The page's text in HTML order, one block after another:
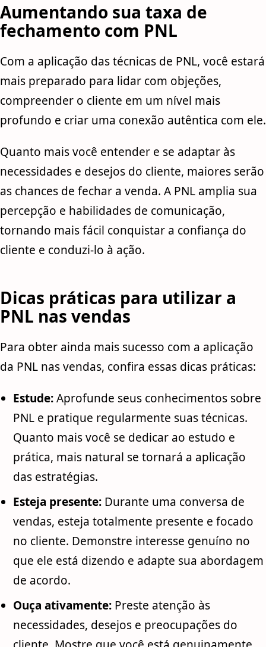
Aumentando sua taxa de
fechamento com PNL
Com a aplicação das técnicas de PNL, você estará
mais preparado para lidar com objeções,
compreender o cliente em um nível mais
profundo e criar uma conexão autêntica com ele.
Quanto mais você entender e se adaptar às
necessidades e desejos do cliente, maiores serão
as chances de fechar a venda. A PNL amplia sua
percepção e habilidades de comunicação,
tornando mais fácil conquistar a confiança do
cliente e conduzi-lo à ação.
Dicas práticas para utilizar a
PNL nas vendas
Para obter ainda mais sucesso com a aplicação
da PNL nas vendas, confira essas dicas práticas:
Estude:Aprofunde seus conhecimentos sobre
PNL e pratique regularmente suas técnicas.
Quanto mais você se dedicar ao estudo e
prática, mais natural se tornará a aplicação
das estratégias.
Esteja presente:Durante uma conversa de
vendas, esteja totalmente presente e focado
no cliente. Demonstre interesse genuíno no
que ele está dizendo e adapte sua abordagem
de acordo.
Ouça ativamente:Preste atenção às
necessidades, desejos e preocupações do